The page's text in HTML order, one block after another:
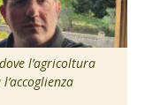
l’agricoltura